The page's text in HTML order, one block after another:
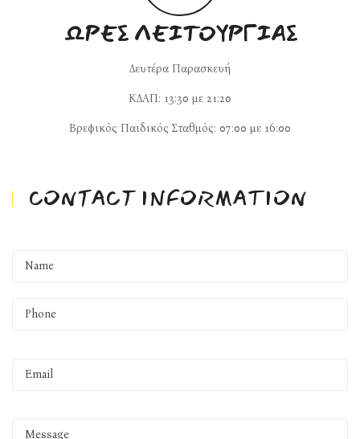
ΏΡΕΣ ΛΕΙΤΟΥΡΓΊΑΣ
Δευτέρα Παρασκευή
ΚΔΑΠ: 13:30 με 21:20
Βρεφικός Παιδικός Σταθμός: 07:00 με 16:00
CONTACT INFORMATION